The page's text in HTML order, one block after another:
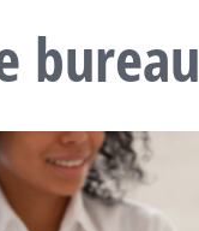
bureau